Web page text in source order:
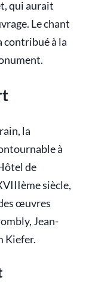
qui aurait
Le chant
contribué à la
la
à
de
siècle,
œuvres
Jean-
Kiefer.